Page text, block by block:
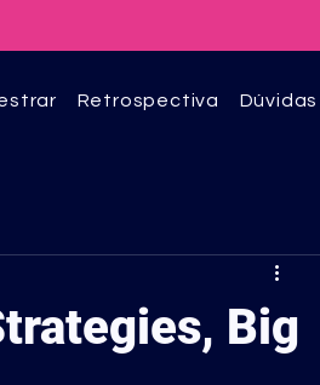
Retrospectiva Dúvidas
Big